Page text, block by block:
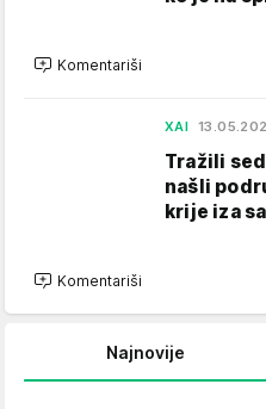
Komentariši
XAI
Tražili
našli
krije iza
Komentariši
Najnovije